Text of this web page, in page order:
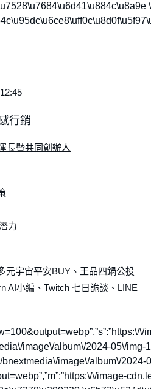
行銷
長暨共同創辦人
力
元宇宙平安BUY、王品四鍋公投
AI小編、Twitch 七日詭談、LINE
image\/album\/2024-
image\/album\/
\/